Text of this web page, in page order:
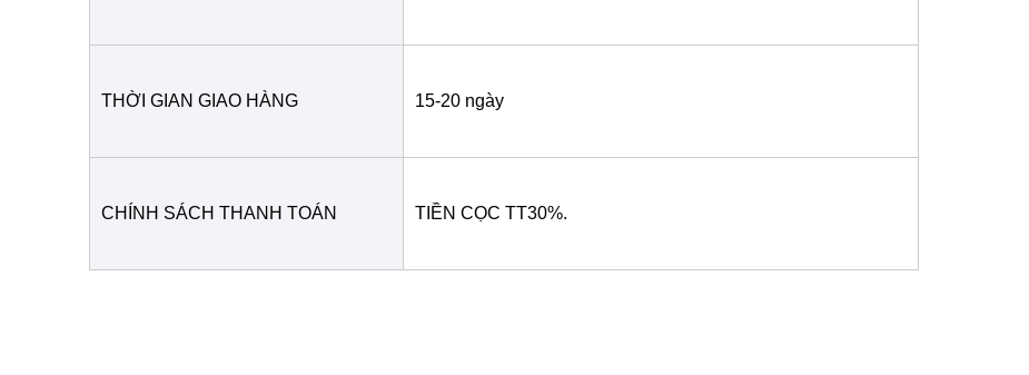
THỜI GIAN GIAO HÀNG 15-20 ngày
CHÍNH SÁCH THANH TOÁN TIỀN CỌC TT30%.